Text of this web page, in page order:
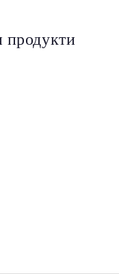
продукти